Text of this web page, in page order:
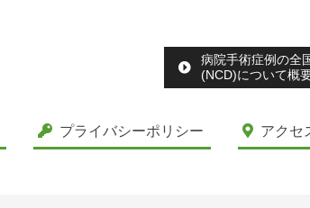
病院手術症例の全
(NCD)について概
プライバシーポリシー アクセ